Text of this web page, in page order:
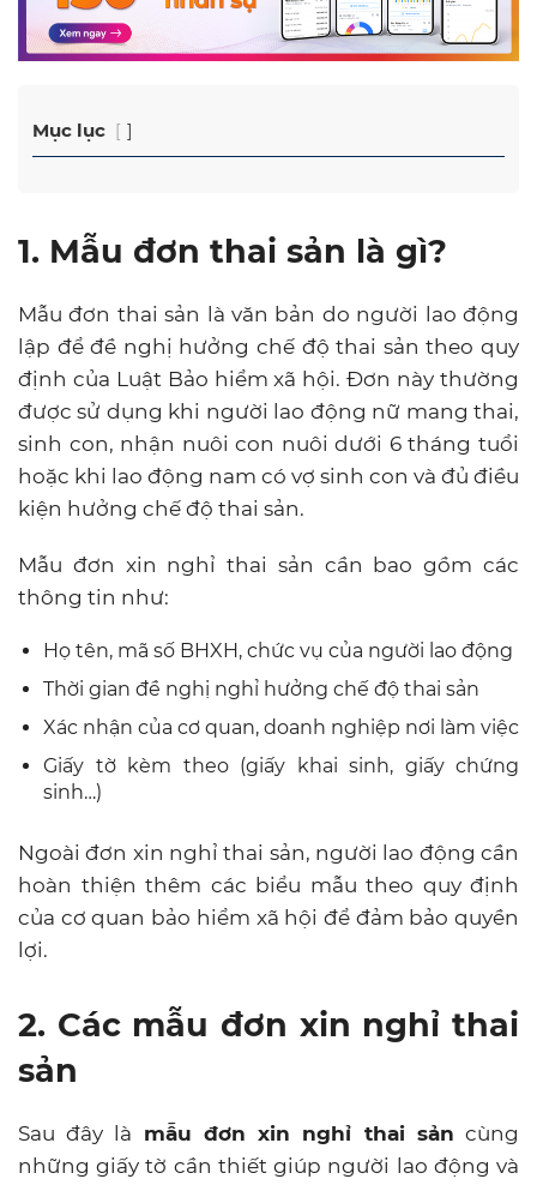
Mục lục
1. Mẫu đơn thai sản là gì?
Mẫu đơn thai sản là văn bản do người lao động
lập để đề nghị hưởng chế độ thai sản theo quy
định của Luật Bảo hiểm xã hội. Đơn này thường
được sử dụng khi người lao động nữ mang thai,
sinh con, nhận nuôi con nuôi dưới 6 tháng tuổi
hoặc khi lao động nam có vợ sinh con và đủ điều
kiện hưởng chế độ thai sản.
Mẫu đơn xin nghỉ thai sản cần bao gồm các
thông tin như:
Họ tên, mã số BHXH, chức vụ của người lao động
Thời gian đề nghị nghỉ hưởng chế độ thai sản
Xác nhận của cơ quan, doanh nghiệp nơi làm việc
Giấy tờ kèm theo (giấy khai sinh, giấy chứng
sinh…)
Ngoài đơn xin nghỉ thai sản, người lao động cần
hoàn thiện thêm các biểu mẫu theo quy định
của cơ quan bảo hiểm xã hội để đảm bảo quyền
lợi.
2. Các mẫu đơn xin nghỉ thai
sản
Sau đây là mẫu đơn xin nghỉ thai sản cùng
những giấy tờ cần thiết giúp người lao động và